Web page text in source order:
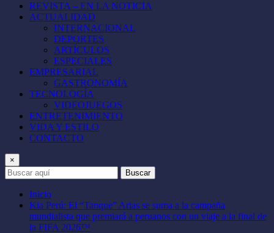
REVISTA – EN LA NOTICIA
ACTUALIDAD
INTERNACIONAL
DEPORTES
ARTÍCULOS
ESPECIALES
EMPRESARIAL
GASTRONOMÍA
TECNOLOGÍA
VIDEOJUEGOS
ENTRETENIMIENTO
VIDA Y ESTILO
CONTACTO
×
Buscar
Inicio
Kia Perú: El “Tanque” Arias se suma a la campaña
mundialista que premiará a peruanos con un viaje a la final de
la FIFA 2026™